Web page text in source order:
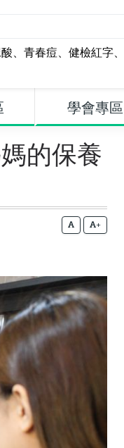
、 青春痘、 健檢紅字、
學會專區
的保養
+